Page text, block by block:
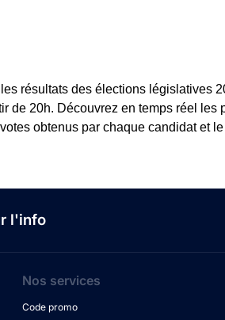
résultats des élections législatives
de 20h. Découvrez en temps réel
obtenus par chaque candidat et
l'info
Nos services
Code promo